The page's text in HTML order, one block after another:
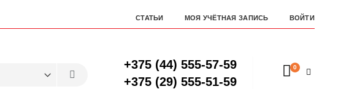
СТАТЬИ МОЯ УЧЁТНАЯ ЗАПИСЬ ВОЙТИ
+375 (44) 555-57-59
+375 (29) 555-51-59
0